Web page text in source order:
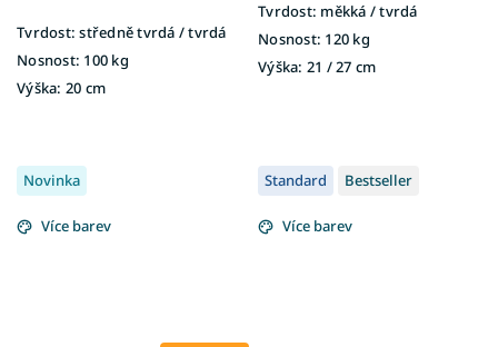
Tvrdost: středně tvrdá / tvrdá
Nosnost: 100 kg
Výška: 20 cm
Tvrdost: měkká / tvrdá
Nosnost: 120 kg
Výška: 21 / 27 cm
Novinka
Více barev
Standard Bestseller
Více barev